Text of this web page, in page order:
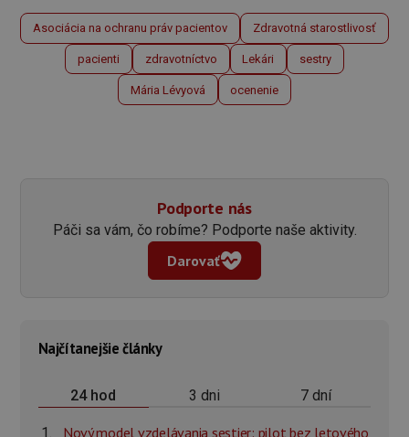
Asociácia na ochranu práv pacientov Zdravotná starostlivosť
pacienti zdravotníctvo Lekári sestry
Mária Lévyová ocenenie
Podporte nás
Páči sa vám, čo robíme? Podporte naše aktivity.
Darovať
Najčítanejšie články
24 hod 3 dni 7 dní
Nový model vzdelávania sestier: pilot bez letového